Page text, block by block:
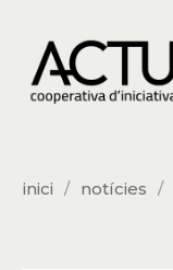
inici notícies